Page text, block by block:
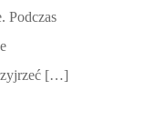
Podczas
[…]